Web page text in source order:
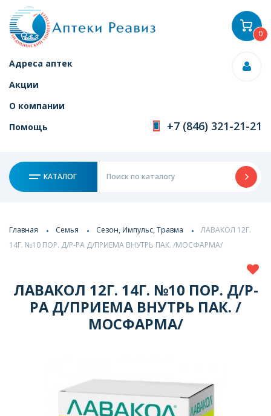
Адреса аптек
Акции
О компании
Помощь
+7 (846) 321-21-21
КАТАЛОГ
0
Главная Семья Сезон, Импульс, Травма
ЛАВАКОЛ 12Г.
14Г. №10 ПОР. Д/Р-РА Д/ПРИЕМА ВНУТРЬ ПАК. /МОСФАРМА/
ЛАВАКОЛ 12Г. 14Г. №10 ПОР. Д/Р-
РА Д/ПРИЕМА ВНУТРЬ ПАК. /
МОСФАРМА/